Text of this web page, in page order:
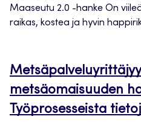
Maaseutu 2.0 -hanke On
raikas, kostea ja hyvin
metsäomaisuuden
Työprosesseista